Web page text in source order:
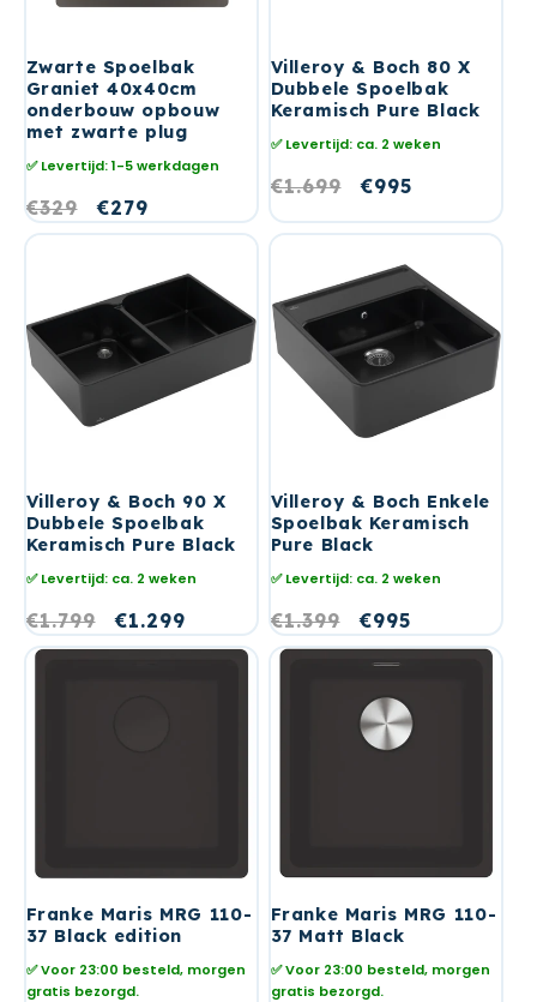
Zwarte Spoelbak
Graniet 40x40cm
onderbouw opbouw
met zwarte plug
✅ Levertijd: 1-5 werkdagen
Normale
prijs
€329 Aanbiedingsprijs
€279
Villeroy & Boch 80 X
Dubbele Spoelbak
Keramisch Pure Black
✅ Levertijd: ca. 2 weken
Normale
prijs
€1.699 €995
Villeroy & Boch 90 X
Dubbele Spoelbak
Keramisch Pure Black
✅ Levertijd: ca. 2 weken
Normale
prijs
€1.799 Aanbiedingsprijs
€1.299
Villeroy & Boch Enkele
Spoelbak Keramisch
Pure Black
✅ Levertijd: ca. 2 weken
Normale
prijs
€1.399 €995
Franke Maris MRG 110-
37 Black edition
✅ Voor 23:00 besteld, morgen
gratis bezorgd.
Franke Maris MRG 110-
37 Matt Black
✅ Voor 23:00 besteld, morgen
gratis bezorgd.